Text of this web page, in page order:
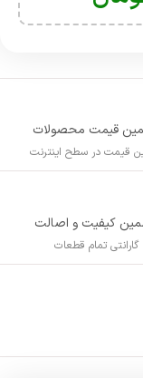
قیمت محصولات
قیمت در سطح اینترنت
کیفیت و اصالت
گارانتی تمام قطعات